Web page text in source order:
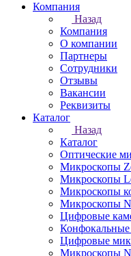
Компания
Назад
Компания
О компании
Партнеры
Сотрудники
Отзывы
Вакансии
Реквизиты
Каталог
Назад
Каталог
Оптические
Микроскопы
Микроскопы
Микроскопы
Микроскопы
Цифровые
Цифровые
Микроскопы